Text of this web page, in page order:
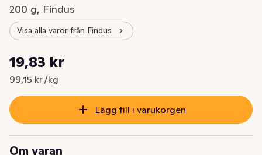
200 g, Findus
Visa alla varor från Findus
Nuvarande pris är: 19,83 kr
19,83 kr
99,15 kr /kg
Styckpris: 99,15 kr /kg
Lägg till i varukorgen
Om varan